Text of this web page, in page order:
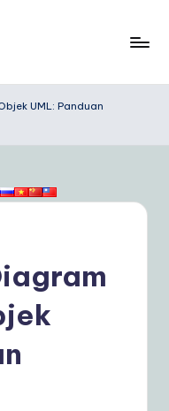
UML: Panduan